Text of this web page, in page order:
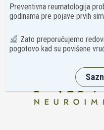
Preventivna reumatologija
godinama pre pojave prvih
Zato preporučujemo
pogotovo kad su povišene